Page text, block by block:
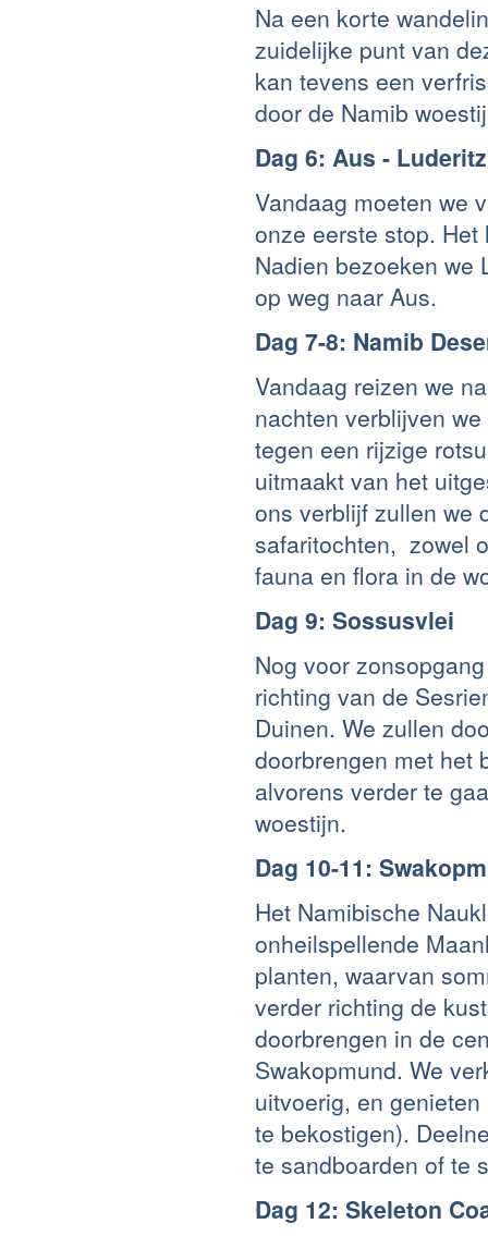
Na een korte
zuidelijke punt van
kan tevens een
door de Namib
Dag 6: Aus -
Vandaag moeten we
onze eerste stop.
Nadien bezoeken we
op weg naar Aus.
Dag 7-8: Namib
Vandaag reizen we
nachten verblijven
tegen een rijzige
uitmaakt van het
ons verblijf zullen we
safaritochten, zowel
fauna en flora in de
Dag 9: Sossusvlei
Nog voor
richting van de
Duinen. We zullen
doorbrengen met het
alvorens verder te
woestijn.
Dag 10-11:
Het Namibische
onheilspellende
planten, waarvan
verder richting de
doorbrengen in de
Swakopmund. We
uitvoerig, en
te bekostigen).
te sandboarden of te
Dag 12: Skeleton